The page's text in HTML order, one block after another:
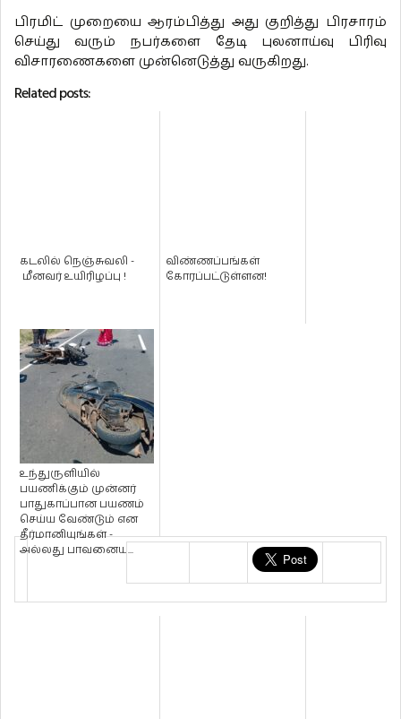
பிரமிட் முறையை ஆரம்பித்து அது குறித்து பிரசாரம்
செய்து வரும் நபர்களை தேடி புலனாய்வு பிரிவு
விசாரணைகளை முன்னெடுத்து வருகிறது.
Related posts:
கடலில் நெஞ்சுவலி -
மீனவர் உயிரிழப்பு !
விண்ணப்பங்கள்
கோரப்பட்டுள்ளன!
உந்துருளியில்
பயணிக்கும் முன்னர்
பாதுகாப்பான பயணம்
செய்ய வேண்டும் என
தீர்மானியுங்கள் -
அல்லது பாவனைய...